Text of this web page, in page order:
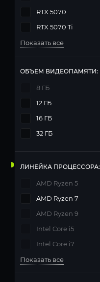
RTX 5070
RTX 5070 Ti
Показать все
ОБЪЕМ ВИДЕОПАМЯТИ:
8 ГБ
12 ГБ
16 ГБ
32 ГБ
ЛИНЕЙКА ПРОЦЕССОРА:
AMD Ryzen 5
AMD Ryzen 7
AMD Ryzen 9
Intel Core i5
Intel Core i7
Показать все